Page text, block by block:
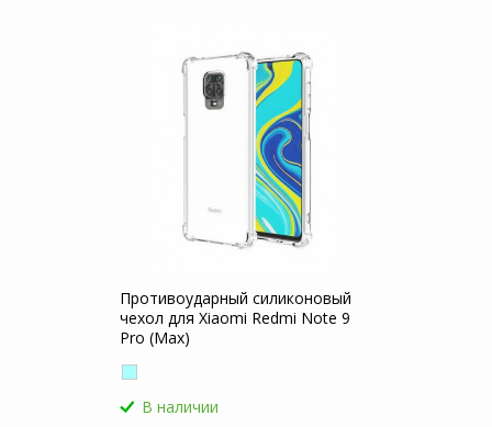
Противоударный силиконовый
чехол для Xiaomi Redmi Note 9
Pro (Max)
В наличии